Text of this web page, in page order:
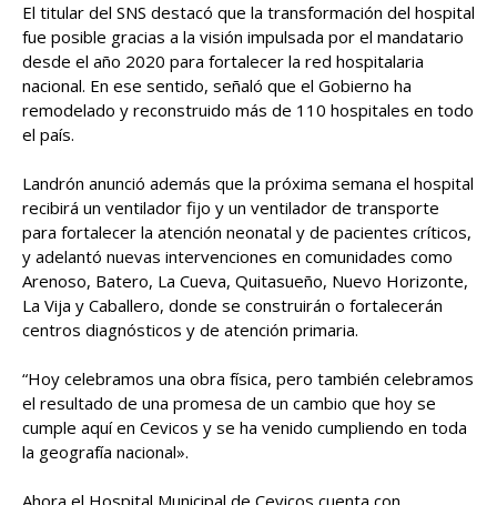
El titular del SNS destacó que la transformación del hospital
fue posible gracias a la visión impulsada por el mandatario
desde el año 2020 para fortalecer la red hospitalaria
nacional. En ese sentido, señaló que el Gobierno ha
remodelado y reconstruido más de 110 hospitales en todo
el país.
Landrón anunció además que la próxima semana el hospital
recibirá un ventilador fijo y un ventilador de transporte
para fortalecer la atención neonatal y de pacientes críticos,
y adelantó nuevas intervenciones en comunidades como
Arenoso, Batero, La Cueva, Quitasueño, Nuevo Horizonte,
La Vija y Caballero, donde se construirán o fortalecerán
centros diagnósticos y de atención primaria.
“Hoy celebramos una obra física, pero también celebramos
el resultado de una promesa de un cambio que hoy se
cumple aquí en Cevicos y se ha venido cumpliendo en toda
la geografía nacional».